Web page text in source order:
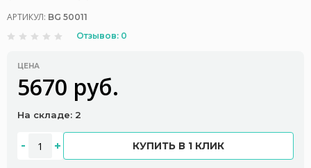
АРТИКУЛ: BG 50011
Отзывов: 0
ЦЕНА
5670 руб.
На складе: 2
КУПИТЬ В 1 КЛИК